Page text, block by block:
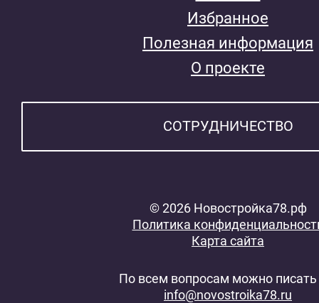
Избранное
Полезная информация
О проекте
СОТРУДНИЧЕСТВО
© 2026 Новостройка78.рф
Политика
Карта сайта
По всем вопросам можно писать
info@novostroika78.ru